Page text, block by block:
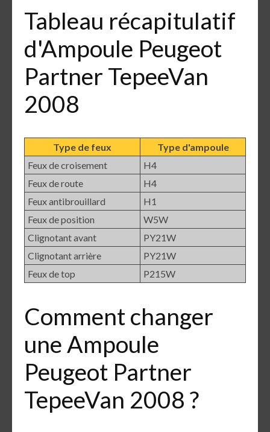
Tableau récapitulatif
d'Ampoule Peugeot
Partner TepeeVan
2008
Type de feux
Type d'ampoule
Feux de croisement
H4
Feux de route
H4
Feux antibrouillard
H1
Feux de position
W5W
Clignotant avant
PY21W
Clignotant arrière
PY21W
Feux de top
P215W
Comment changer
une Ampoule
Peugeot Partner
TepeeVan 2008 ?